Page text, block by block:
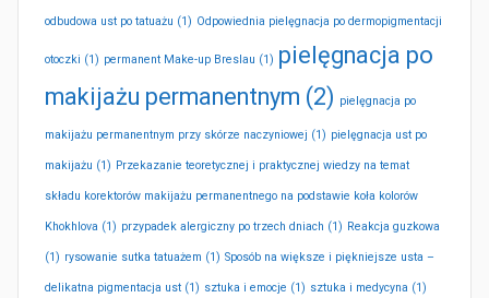
odbudowa ust po tatuażu (1) Odpowiednia pielęgnacja po dermopigmentacji
otoczki (1) permanent Make-up Breslau (1) pielęgnacja po
makijażu permanentnym (2) pielęgnacja po
makijażu permanentnym przy skórze naczyniowej (1) pielęgnacja ust po
makijażu (1) Przekazanie teoretycznej i praktycznej wiedzy na temat
składu korektorów makijażu permanentnego na podstawie koła kolorów
Khokhlova (1) przypadek alergiczny po trzech dniach (1) Reakcja guzkowa
(1) rysowanie sutka tatuażem (1) Sposób na większe i piękniejsze usta –
delikatna pigmentacja ust (1) sztuka i emocje (1) sztuka i medycyna (1)